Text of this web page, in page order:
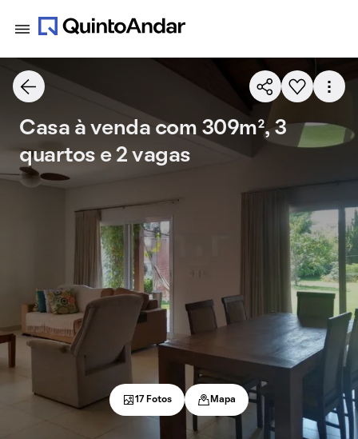
Casa à venda com 309m², 3
quartos e 2 vagas
17 Fotos Mapa